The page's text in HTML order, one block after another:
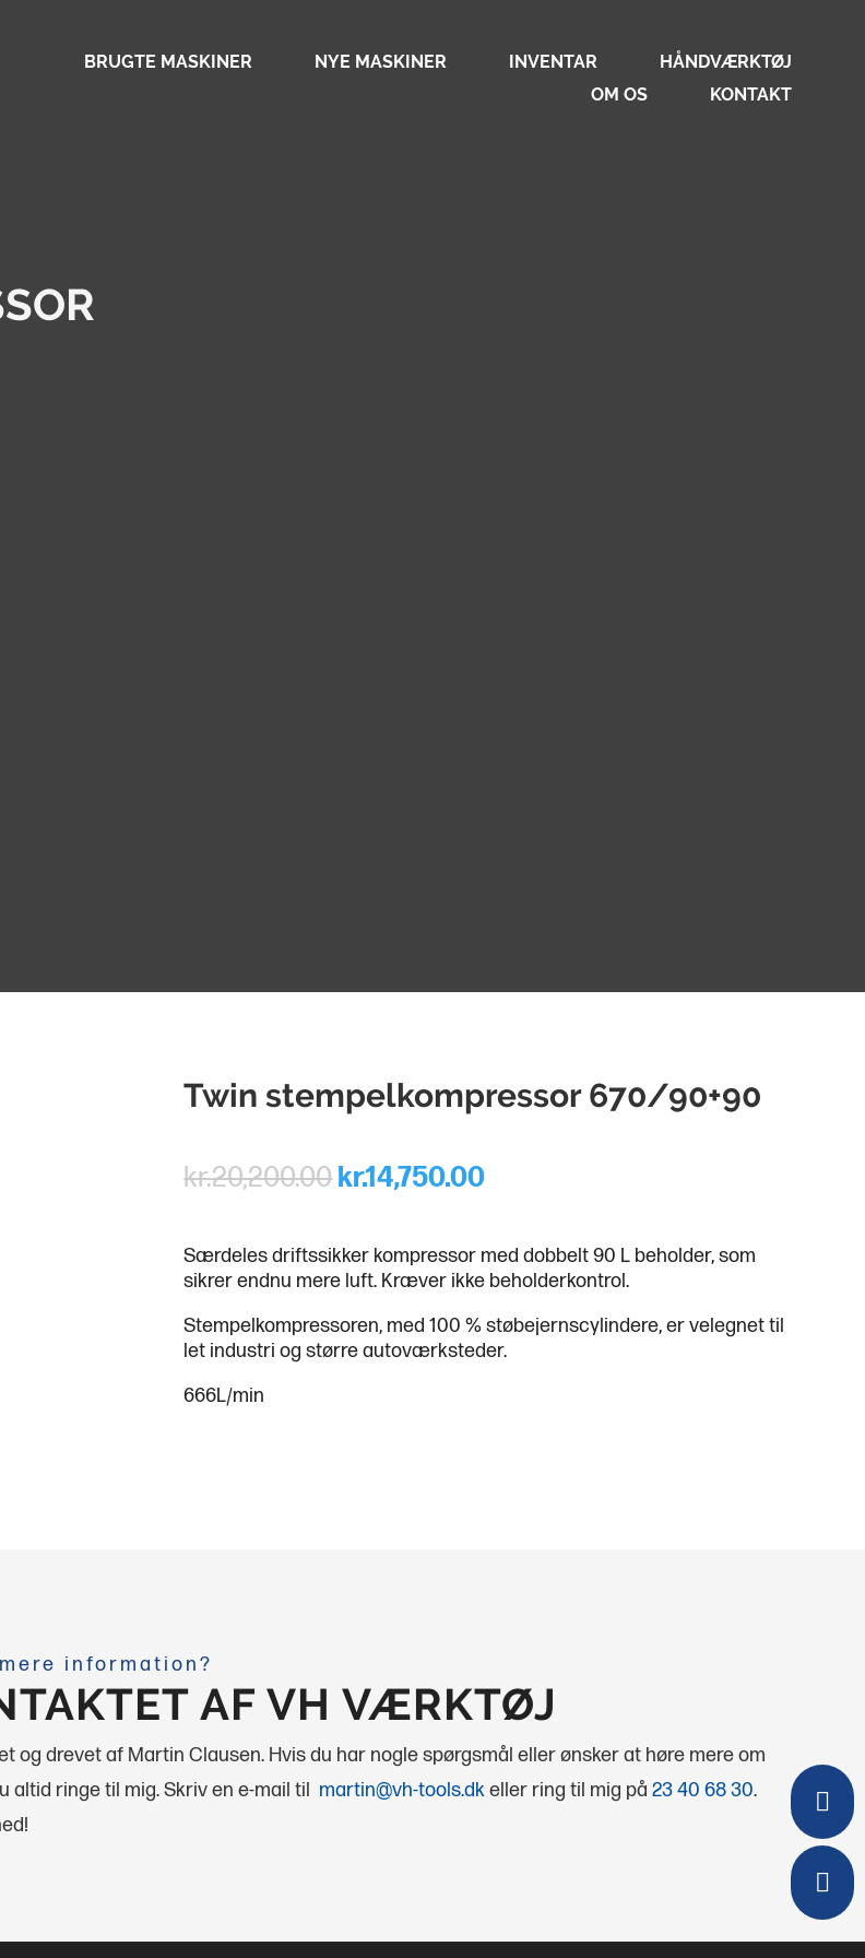
BRUGTE MASKINER NYE MASKINER INVENTAR
HÅNDVÆRKTØJ
OM OS
KONTAKT
Twin stempelkompressor 670/90+90
kr.20,200.00kr.14,750.00
Særdeles driftssikker kompressor med dobbelt 90 L beholder, som
sikrer endnu mere luft. Kræver ikke beholderkontrol.
Stempelkompressoren, med 100 % støbejernscylindere, er velegnet til
let industri og større autoværksteder.
666L/min
information?
AF VH VÆRKTØJ
og drevet af Martin Clausen. Hvis du har nogle spørgsmål eller ønsker at høre mere om
altid ringe til mig.Skriv en e-mail til martin@vh-tools.dkeller ring til mig på 23 40 68 30.

